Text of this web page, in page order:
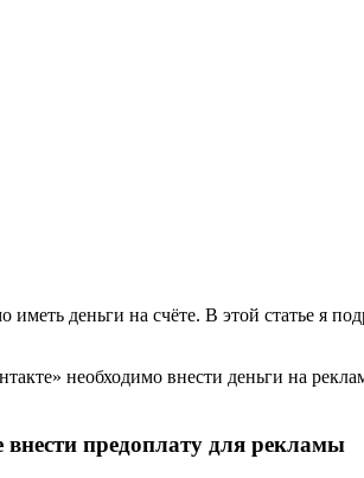
деньги на счёте. В этой статье я
необходимо внести деньги на
предоплату для рекламы